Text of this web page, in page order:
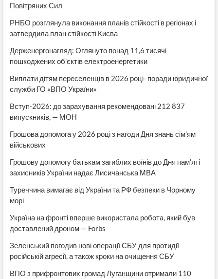
Повітряних Сил
РНБО розглянула виконання планів стійкості в регіонах і
затвердила план стійкості Києва
Держенергонагляд: Оглянуто понад 11,6 тисячі
пошкоджених об’єктів електроенергетики
Виплати дітям переселенців в 2026 році- поради юридичної
служби ГО «ВПО України»
Вступ-2026: до зарахування рекомендовані 212 837
випускників, — МОН
Грошова допомога у 2026 році з нагоди Дня знань сім’ям
військових
Грошову допомогу батькам загиблих воїнів до Дня пам’яті
захисників України надає Лисичанська МВА
Туреччина вимагає від України та РФ безпеки в Чорному
морі
Україна на фронті вперше використала робота, який був
доставлений дроном — Forbs
Зеленський погодив нові операції СБУ для протидії
російській агресії, а також кроки на очищення СБУ
ВПО з прифронтових громад Луганщини отримали 110